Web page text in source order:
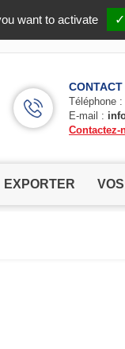
✓
CONTACT
Téléphone :
E-mail :
Contactez-
EXPORTER
want to activate ✓